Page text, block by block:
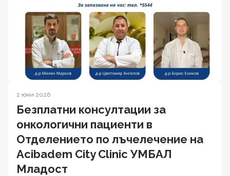
2 юни 2026
Безплатни консултации за
онкологични пациенти в
Отделението по лъчелечение на
Acibadem City Clinic УМБАЛ
Младост